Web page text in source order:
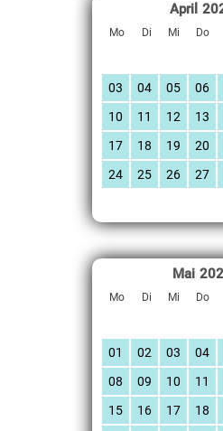
April
Mo Di Mi Do
03
04 05 06
10
11 12 13
17
18 19 20
24
25 26 27
Mai
Mo Di Mi Do
01 02 03 04
08
09 10 11
15
16 17 18